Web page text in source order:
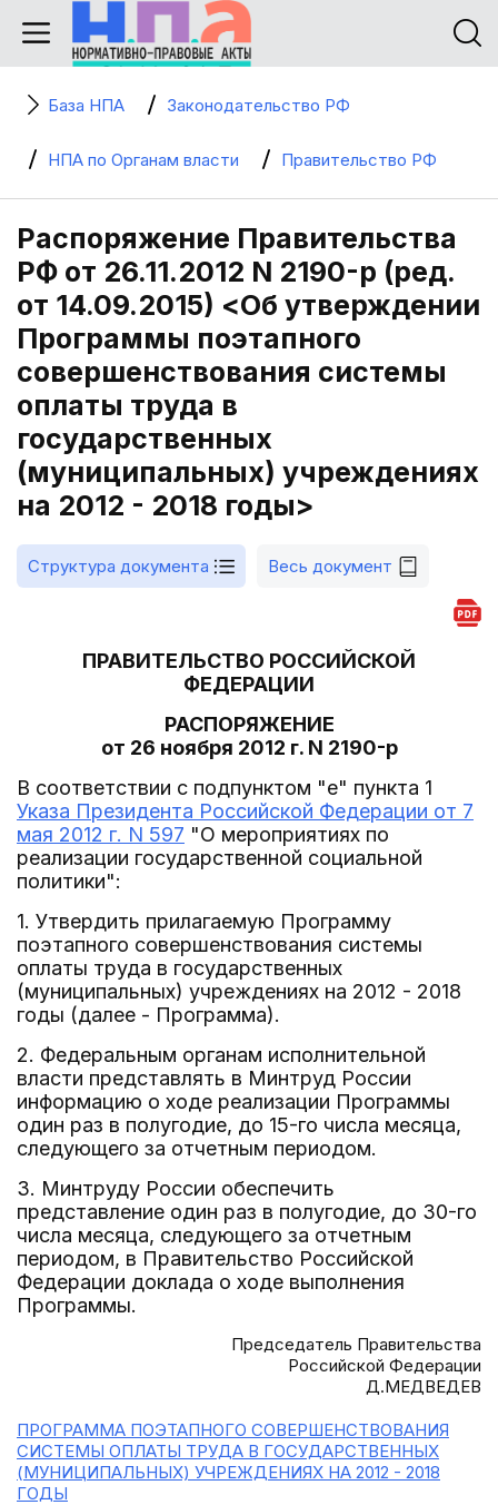
База НПА Законодательство РФ
НПА по Органам власти Правительство РФ
Распоряжение Правительства
РФ от 26.11.2012 N 2190-р (ред.
от 14.09.2015) <Об утверждении
Программы поэтапного
совершенствования системы
оплаты труда в
государственных
(муниципальных) учреждениях
на 2012 - 2018 годы>
Структура документа Весь документ
ПРАВИТЕЛЬСТВО РОССИЙСКОЙ
ФЕДЕРАЦИИ
РАСПОРЯЖЕНИЕ
от 26 ноября 2012 г. N 2190-р
В соответствии с подпунктом "е" пункта 1
Указа Президента Российской Федерации от 7
мая 2012 г. N 597 "О мероприятиях по
реализации государственной социальной
политики":
1. Утвердить прилагаемую Программу
поэтапного совершенствования системы
оплаты труда в государственных
(муниципальных) учреждениях на 2012 - 2018
годы (далее - Программа).
2. Федеральным органам исполнительной
власти представлять в Минтруд России
информацию о ходе реализации Программы
один раз в полугодие, до 15-го числа месяца,
следующего за отчетным периодом.
3. Минтруду России обеспечить
представление один раз в полугодие, до 30-го
числа месяца, следующего за отчетным
периодом, в Правительство Российской
Федерации доклада о ходе выполнения
Программы.
Председатель Правительства
Российской Федерации
Д.МЕДВЕДЕВ
ПРОГРАММА ПОЭТАПНОГО СОВЕРШЕНСТВОВАНИЯ
СИСТЕМЫ ОПЛАТЫ ТРУДА В ГОСУДАРСТВЕННЫХ
(МУНИЦИПАЛЬНЫХ) УЧРЕЖДЕНИЯХ НА 2012 - 2018
ГОДЫ